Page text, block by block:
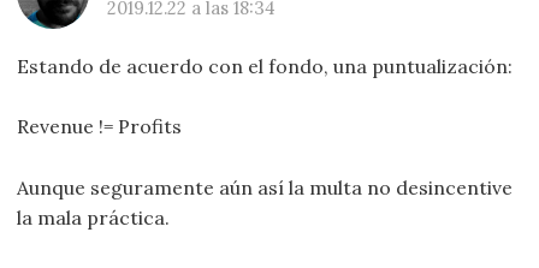
2019.12.22 a las 18:34
Estando de acuerdo con el fondo, una puntualización:
Revenue != Profits
Aunque seguramente aún así la multa no desincentive
la mala práctica.